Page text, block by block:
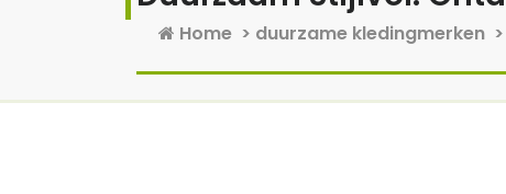
Home > duurzame kledingmerken >